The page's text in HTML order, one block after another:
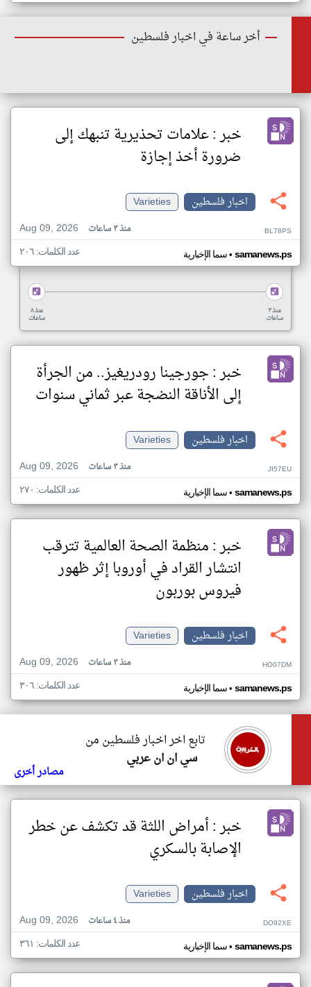
أخر ساعة في اخبار فلسطين
خبر : علامات تحذيرية تنبهك إلى
ضرورة أخذ إجازة
اخبار فلسطين
Varieties
Aug 09, 2026
منذ ٣ ساعات BL78PS
سما الإخبارية• samanews.ps عدد الكلمات: ٢٠٦
منذ ٨
ساعات
منذ ٣
ساعات
خبر : جورجينا رودريغيز.. من الجرأة
إلى الأناقة النضجة عبر ثماني سنوات
اخبار فلسطين
Varieties
Aug 09, 2026
منذ ٣ ساعات JI57EU
سما الإخبارية• samanews.ps عدد الكلمات: ٢٧٠
خبر : منظمة الصحة العالمية تترقب
انتشار القراد في أوروبا إثر ظهور
فيروس بوربون
اخبار فلسطين
Varieties
Aug 09, 2026
منذ ٣ ساعات HO07DM
سما الإخبارية• samanews.ps عدد الكلمات: ٣٠٦
تابع اخر اخبار فلسطين من
سي ان ان عربي
مصادر أخرى
خبر : أمراض اللثة قد تكشف عن خطر
الإصابة بالسكري
اخبار فلسطين
Varieties
Aug 09, 2026
منذ ٤ ساعات DO92XE
سما الإخبارية• samanews.ps عدد الكلمات: ٣٦١